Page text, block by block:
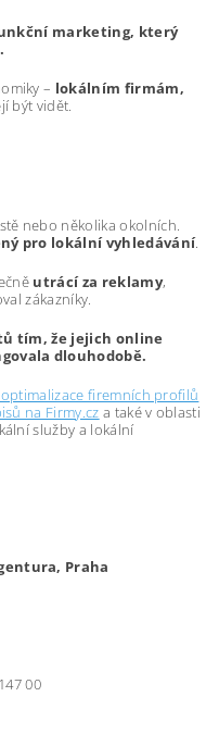
marketing, který
– lokálním firmám,
být vidět.
nebo několika okolních.
pro lokální vyhledávání.
utrácí za reklamy,
zákazníky.
tím, že jejich online
dlouhodobě.
firemních profilů
na Firmy.cz a také v oblasti
služby a lokální
Praha
00